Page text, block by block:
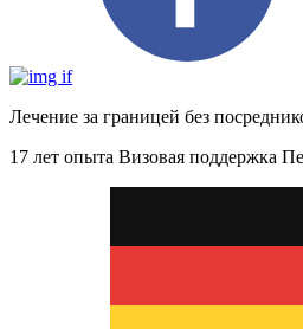
Лечение за границей без
17 лет опыта Визовая поддержка